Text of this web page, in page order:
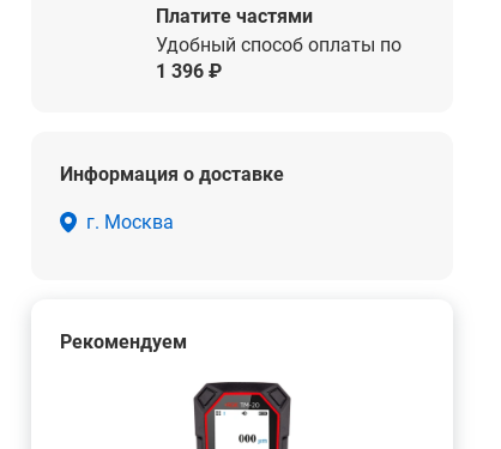
Платите частями
Удобный способ оплаты по
1 396 ₽
Информация о доставке
г. Москва
Рекомендуем